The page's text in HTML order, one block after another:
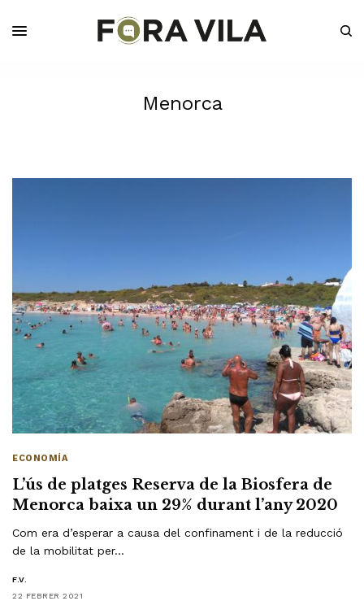
Menorca
ECONOMÍA
L’ús de platges Reserva de la Biosfera de
Menorca baixa un 29% durant l’any 2020
Com era d’esperar a causa del confinament i de la reducció
de la mobilitat per…
F.V.
22 FEBRER 2021